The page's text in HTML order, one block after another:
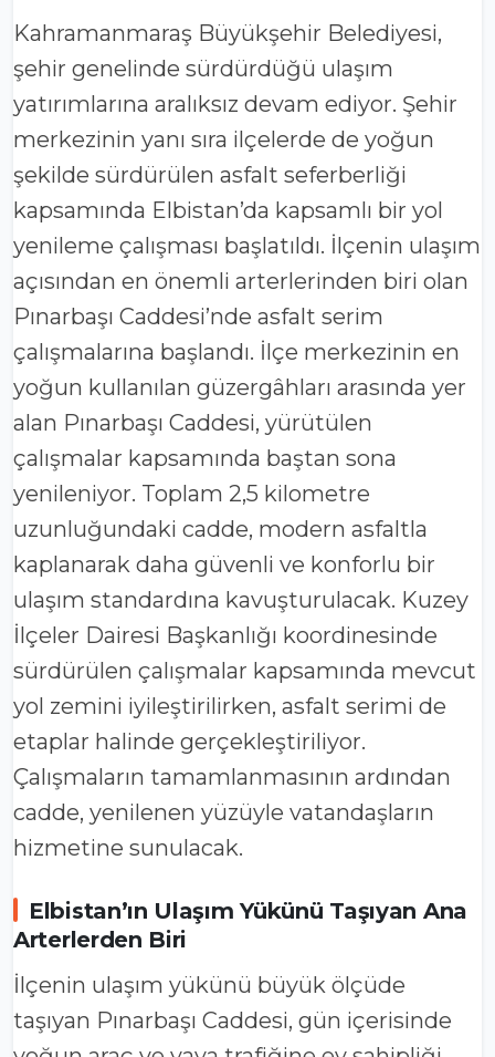
Kahramanmaraş Büyükşehir Belediyesi,
şehir genelinde sürdürdüğü ulaşım
yatırımlarına aralıksız devam ediyor. Şehir
merkezinin yanı sıra ilçelerde de yoğun
şekilde sürdürülen asfalt seferberliği
kapsamında Elbistan’da kapsamlı bir yol
yenileme çalışması başlatıldı. İlçenin ulaşım
açısından en önemli arterlerinden biri olan
Pınarbaşı Caddesi’nde asfalt serim
çalışmalarına başlandı. İlçe merkezinin en
yoğun kullanılan güzergâhları arasında yer
alan Pınarbaşı Caddesi, yürütülen
çalışmalar kapsamında baştan sona
yenileniyor. Toplam 2,5 kilometre
uzunluğundaki cadde, modern asfaltla
kaplanarak daha güvenli ve konforlu bir
ulaşım standardına kavuşturulacak. Kuzey
İlçeler Dairesi Başkanlığı koordinesinde
sürdürülen çalışmalar kapsamında mevcut
yol zemini iyileştirilirken, asfalt serimi de
etaplar halinde gerçekleştiriliyor.
Çalışmaların tamamlanmasının ardından
cadde, yenilenen yüzüyle vatandaşların
hizmetine sunulacak.
Elbistan’ın Ulaşım Yükünü Taşıyan Ana
Arterlerden Biri
İlçenin ulaşım yükünü büyük ölçüde
taşıyan Pınarbaşı Caddesi, gün içerisinde